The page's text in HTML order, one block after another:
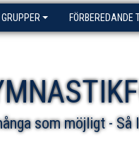
FÖRBEREDANDE
som möjligt -